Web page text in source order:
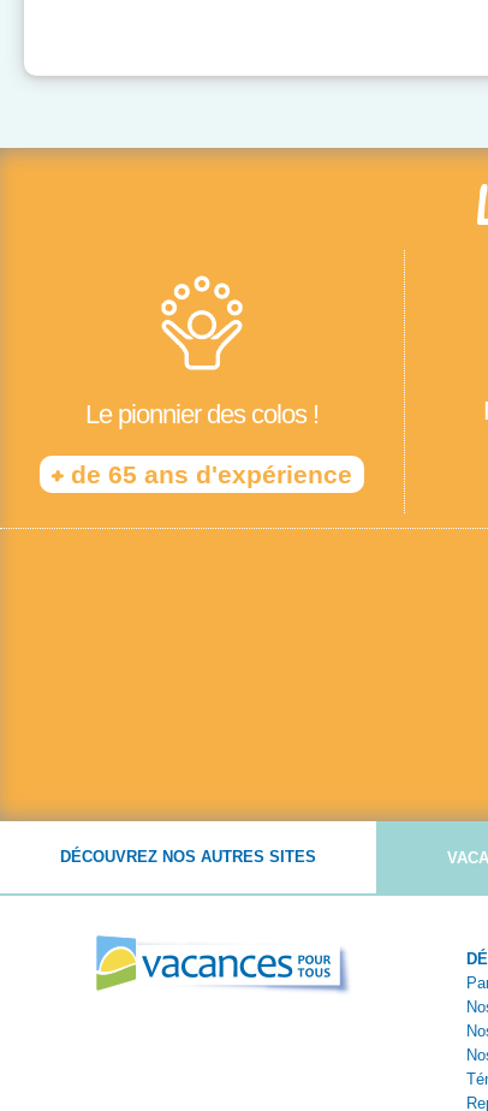
Le pionnier des colos !
+ de 65 ans d'expérience
DÉCOUVREZ NOS AUTRES SITES